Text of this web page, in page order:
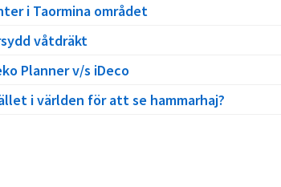
i Taormina området
våtdräkt
Planner v/s iDeco
i världen för att se hammarhaj?